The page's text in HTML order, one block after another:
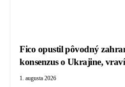
Fico opustil pôvodný
konsenzus o Ukrajine, vraví
1. augusta 2026